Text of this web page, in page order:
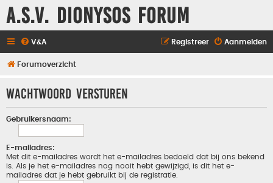
A.S.V. Dionysos Forum
V&A Aanmelden
Registreer
Forumoverzicht
Wachtwoord versturen
Gebruikersnaam:
E-mailadres:
Met dit e-mailadres wordt het e-mailadres bedoeld dat bij ons bekend
is. Als je het e-mailadres nog nooit hebt gewijzigd, is dit het e-
mailadres dat je hebt gebruikt bij de registratie.